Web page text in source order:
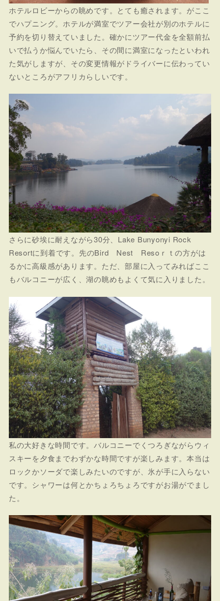
ホテルロビーからの眺めです。とても癒されます。がここ
でハプニング。ホテルが満室でツアー会社が別のホテルに
予約を切り替えていました。確かにツアー代金を全額前払
いで払うか悩んでいたら、その間に満室になったといわれ
た気がしますが、その変更情報がドライバーに伝わってい
ないところがアフリカらしいです。
さらに砂埃に耐えながら30分、Lake Bunyonyi Rock
Resortに到着です。先のBird Nest Resoｒｔの方がは
るかに高級感があります。ただ、部屋に入ってみればここ
もバルコニーが広く、湖の眺めもよくて気に入りました。
私の大好きな時間です。バルコニーでくつろぎながらウィ
スキーを夕食までわずかな時間ですが楽しみます。本当は
ロックかソーダで楽しみたいのですが、氷が手に入らない
です。シャワーは何とかちょろちょろですがお湯がでまし
た。